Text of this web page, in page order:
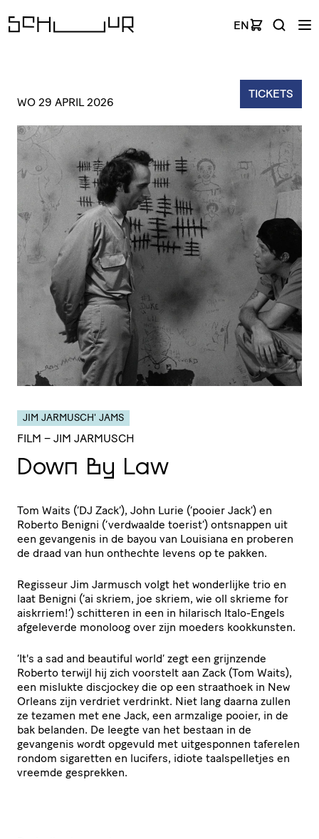
EN
TICKETS
WO 29 APRIL 2026
JIM JARMUSCH' JAMS
FILM – JIM JARMUSCH
Down By Law
Tom Waits (‘DJ Zack’), John Lurie (‘pooier Jack’) en
Roberto Benigni (‘verdwaalde toerist’) ontsnappen uit
een gevangenis in de bayou van Louisiana en proberen
de draad van hun onthechte levens op te pakken.
Regisseur Jim Jarmusch volgt het wonderlijke trio en
laat Benigni (‘ai skriem, joe skriem, wie oll skrieme for
aiskrriem!’) schitteren in een in hilarisch Italo-Engels
afgeleverde monoloog over zijn moeders kookkunsten.
‘It's a sad and beautiful world’ zegt een grijnzende
Roberto terwijl hij zich voorstelt aan Zack (Tom Waits),
een mislukte discjockey die op een straathoek in New
Orleans zijn verdriet verdrinkt. Niet lang daarna zullen
ze tezamen met ene Jack, een armzalige pooier, in de
bak belanden. De leegte van het bestaan in de
gevangenis wordt opgevuld met uitgesponnen taferelen
rondom sigaretten en lucifers, idiote taalspelletjes en
vreemde gesprekken.